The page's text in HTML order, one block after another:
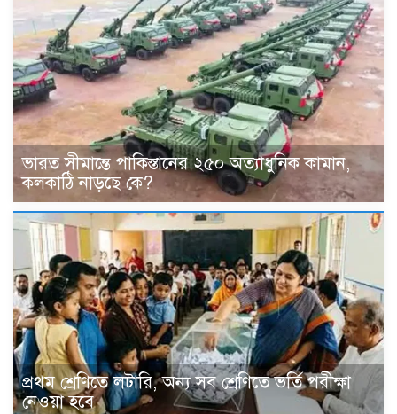
ভারত সীমান্তে পাকিস্তানের ২৫০ অত্যাধুনিক কামান,
কলকাঠি নাড়ছে কে?
প্রথম শ্রেণিতে লটারি, অন্য সব শ্রেণিতে ভর্তি পরীক্ষা
নেওয়া হবে